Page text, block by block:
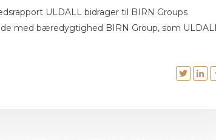
ULDALL bidrager til BIRN Groups
med bæredygtighed BIRN Group, som